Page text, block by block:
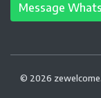
Message
© 2026